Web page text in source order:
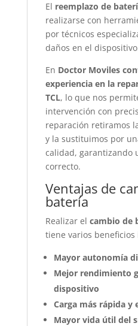
El reemplazo de
realizarse con
por técnicos
daños en el
En Doctor Moviles
experiencia en la
TCL, lo que nos
intervención con
reparación retiramos
y la sustituimos por
calidad, garantizando
correcto.
Ventajas de
batería
Realizar el cambio de
tiene varios
Mayor autonomía
Mejor rendimiento
dispositivo
Carga más rápida y
Mayor vida útil del